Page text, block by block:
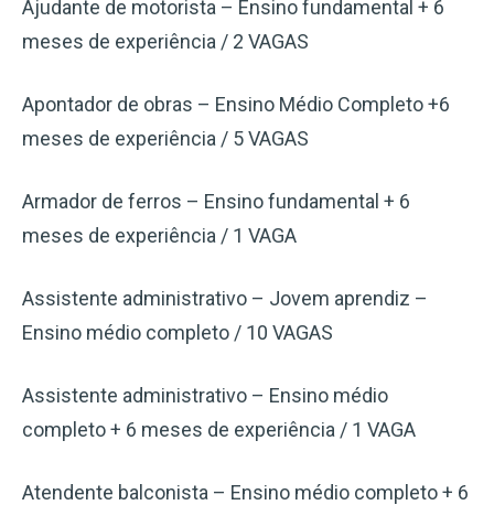
Ajudante de motorista – Ensino fundamental + 6
meses de experiência / 2 VAGAS
Apontador de obras – Ensino Médio Completo +6
meses de experiência / 5 VAGAS
Armador de ferros – Ensino fundamental + 6
meses de experiência / 1 VAGA
Assistente administrativo – Jovem aprendiz –
Ensino médio completo / 10 VAGAS
Assistente administrativo – Ensino médio
completo + 6 meses de experiência / 1 VAGA
Atendente balconista – Ensino médio completo + 6